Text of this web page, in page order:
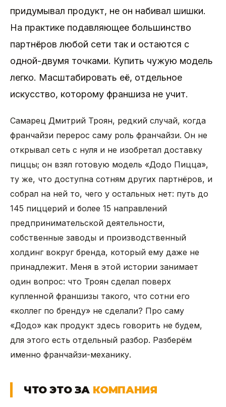
придумывал продукт, не он набивал шишки.
На практике подавляющее большинство
партнёров любой сети так и остаются с
одной-двумя точками. Купить чужую модель
легко. Масштабировать её, отдельное
искусство, которому франшиза не учит.
Самарец Дмитрий Троян, редкий случай, когда
франчайзи перерос саму роль франчайзи. Он не
открывал сеть с нуля и не изобретал доставку
пиццы; он взял готовую модель «Додо Пицца»,
ту же, что доступна сотням других партнёров, и
собрал на ней то, чего у остальных нет: путь до
145 пиццерий и более 15 направлений
предпринимательской деятельности,
собственные заводы и производственный
холдинг вокруг бренда, который ему даже не
принадлежит. Меня в этой истории занимает
один вопрос: что Троян сделал поверх
купленной франшизы такого, что сотни его
«коллег по бренду» не сделали? Про саму
«Додо» как продукт здесь говорить не будем,
для этого есть отдельный разбор. Разберём
именно франчайзи-механику.
ЧТО ЭТО ЗА КОМПАНИЯ